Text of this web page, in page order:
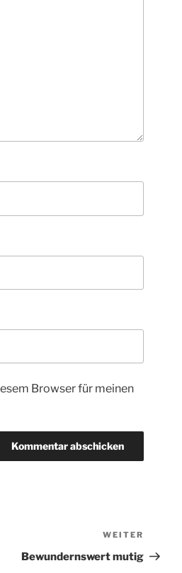
Browser für meinen
Beitrag
WEITER
Bewundernswert mutig